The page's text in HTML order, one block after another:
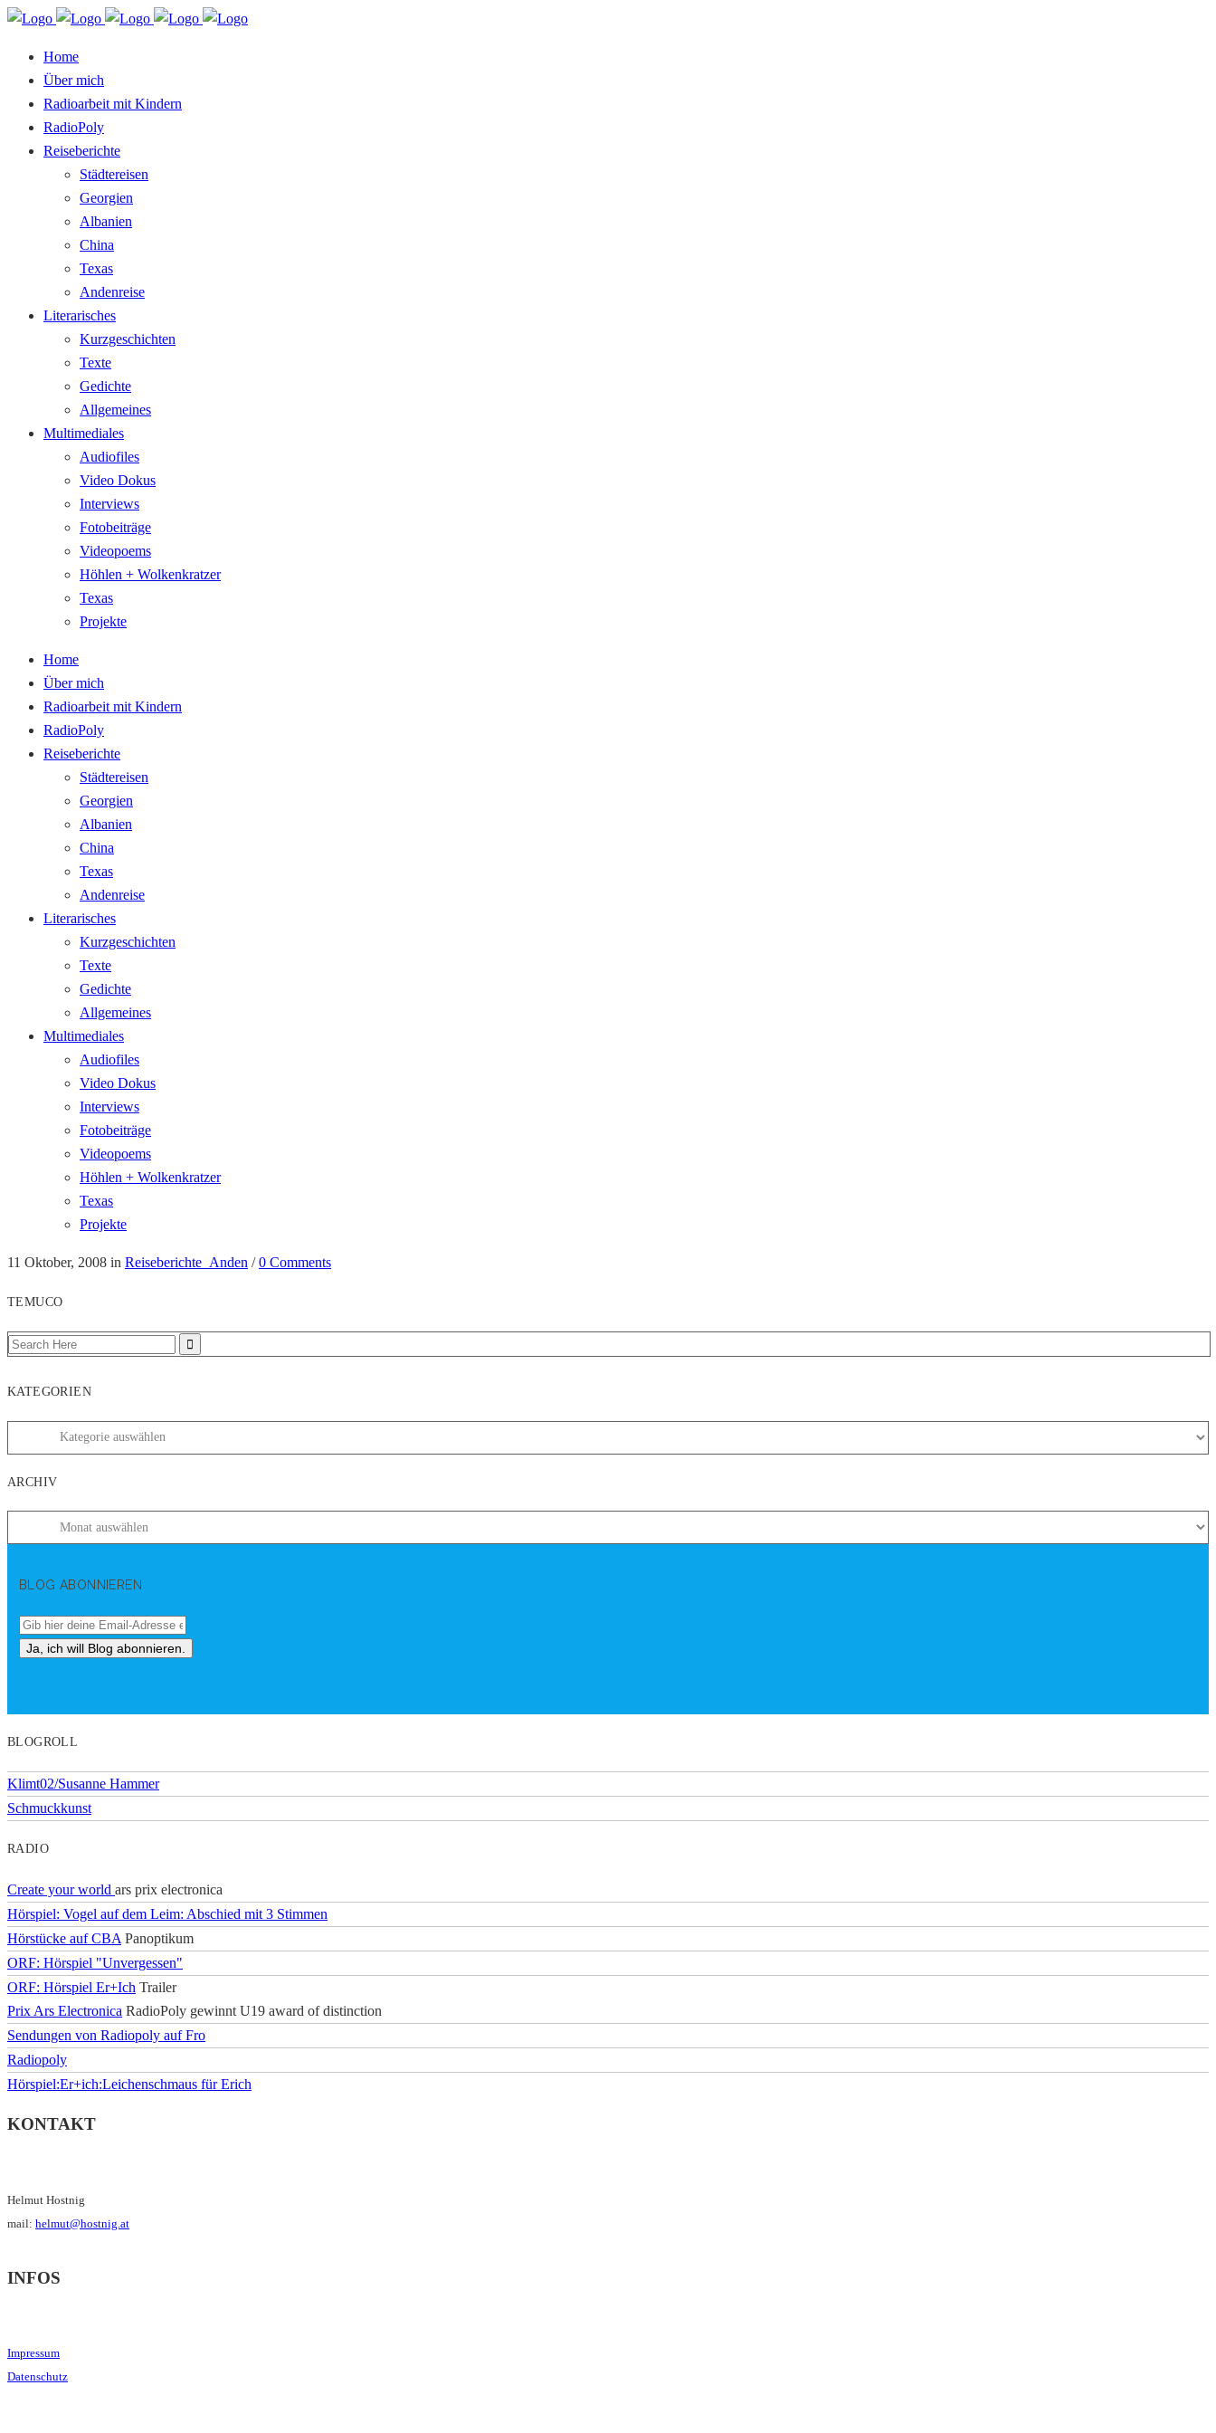
Home
Über mich
Radioarbeit mit Kindern
RadioPoly
Reiseberichte
Städtereisen
Georgien
Albanien
China
Texas
Andenreise
Literarisches
Kurzgeschichten
Texte
Gedichte
Allgemeines
Multimediales
Audiofiles
Video Dokus
Interviews
Fotobeiträge
Videopoems
Höhlen + Wolkenkratzer
Texas
Projekte
Home
Über mich
Radioarbeit mit Kindern
RadioPoly
Reiseberichte
Städtereisen
Georgien
Albanien
China
Texas
Andenreise
Literarisches
Kurzgeschichten
Texte
Gedichte
Allgemeines
Multimediales
Audiofiles
Video Dokus
Interviews
Fotobeiträge
Videopoems
Höhlen + Wolkenkratzer
Texas
Projekte
11 Oktober, 2008 in Reiseberichte_Anden /0 Comments
TEMUCO
KATEGORIEN
ARCHIV
BLOG ABONNIEREN
BLOGROLL
Klimt02/Susanne Hammer
Schmuckkunst
RADIO
Create your world ars prix electronica
Hörspiel: Vogel auf dem Leim: Abschied mit 3 Stimmen
Hörstücke auf CBA Panoptikum
ORF: Hörspiel "Unvergessen"
ORF: Hörspiel Er+Ich Trailer
Prix Ars Electronica RadioPoly gewinnt U19 award of distinction
Sendungen von Radiopoly auf Fro
Radiopoly
Hörspiel:Er+ich:Leichenschmaus für Erich
KONTAKT
Helmut Hostnig
mail: helmut@hostnig.at
INFOS
Impressum
Datenschutz